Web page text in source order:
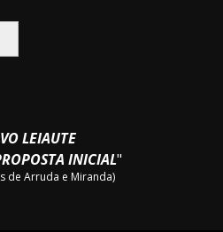
LEIAUTE
INICIAL"
de Arruda e Miranda)